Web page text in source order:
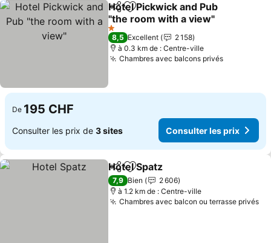
PartagerAjouter à mes favoris
Hotel Pickwick and Pub
"the room with a view"
Consulter les prix
1 Étoiles
8,5 Excellent
2 158
à 0.3 km de : Centre-ville
Chambres avec balcons privésConsulter
De 195 CHF
Consulter les prix de 3 sites Consulter les prix
PartagerAjouter à mes favoris
Hotel Spatz
7,9 Bien
2 606
à 1.2 km de : Centre-ville
Chambres avec balcon ou terrasse privés